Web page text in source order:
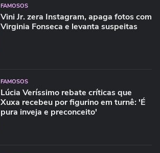
FAMOSOS
Vini Jr. zera Instagram, apaga fotos com
Virginia Fonseca e levanta suspeitas
FAMOSOS
Lúcia Veríssimo rebate críticas que
Xuxa recebeu por figurino em turnê: 'É
pura inveja e preconceito'